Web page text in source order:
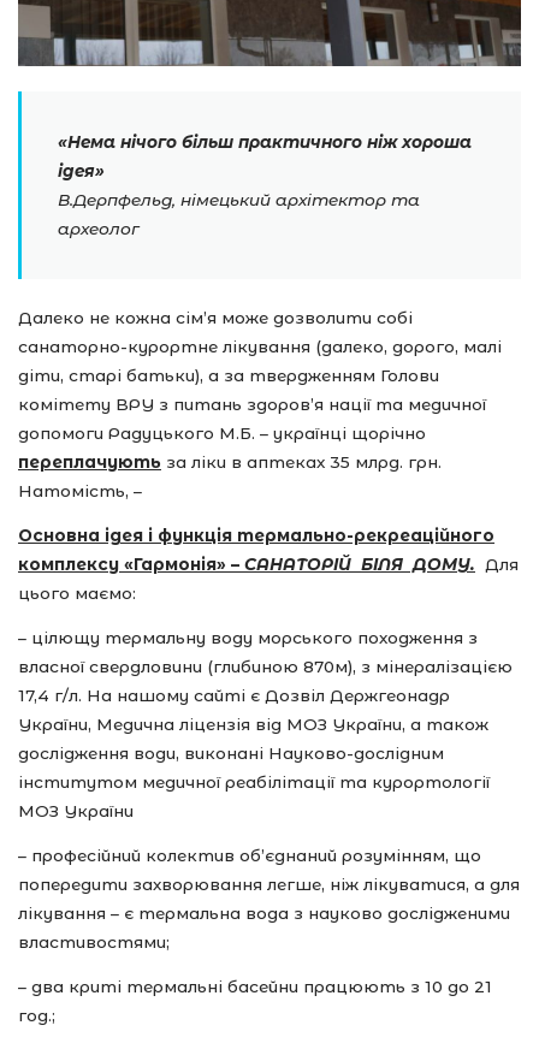
«Нема нічого більш практичного ніж хороша
ідея»
В.Дерпфельд, німецький архітектор та
археолог
Далеко не кожна сім’я може дозволити собі
санаторно-курортне лікування (далеко, дорого, малі
діти, старі батьки), а за твердженням Голови
комітету ВРУ з питань здоров’я нації та медичної
допомоги Радуцького М.Б. – українці щорічно
переплачують за ліки в аптеках 35 млрд. грн.
Натомість, –
Основна ідея і функція термально-рекреаційного
комплексу «Гармонія» – САНАТОРІЙ БІЛЯ ДОМУ. Для
цього маємо:
– цілющу термальну воду морського походження з
власної свердловини (глибиною 870м), з мінералізацією
17,4 г/л. На нашому сайті є Дозвіл Держгеонадр
України, Медична ліцензія від МОЗ України, а також
дослідження води, виконані Науково-дослідним
інститутом медичної реабілітації та курортології
МОЗ України
– професійний колектив об’єднаний розумінням, що
попередити захворювання легше, ніж лікуватися, а для
лікування – є термальна вода з науково дослідженими
властивостями;
– два криті термальні басейни працюють з 10 до 21
год.;